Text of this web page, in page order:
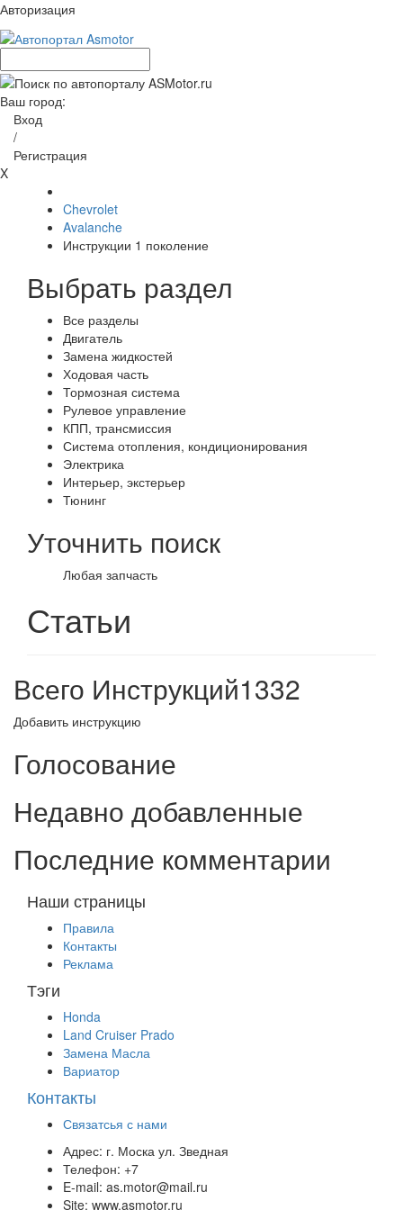
Авторизация
Ваш город:
Вход
/
Регистрация
X
Chevrolet
Avalanche
Инструкции 1 поколение
Выбрать раздел
Все разделы
Двигатель
Замена жидкостей
Ходовая часть
Тормозная система
Рулевое управление
КПП, трансмиссия
Система отопления, кондиционирования
Электрика
Интерьер, экстерьер
Тюнинг
Уточнить поиск
Любая запчасть
Статьи
Всего Инструкций1332
Добавить инструкцию
Голосование
Недавно добавленные
Последние комментарии
Наши страницы
Правила
Контакты
Реклама
Тэги
Honda
Land Cruiser Prado
Замена Масла
Вариатор
Контакты
Связатсья с нами
Адрес: г. Моска ул. Зведная
Телефон: +7
E-mail: as.motor@mail.ru
Site: www.asmotor.ru